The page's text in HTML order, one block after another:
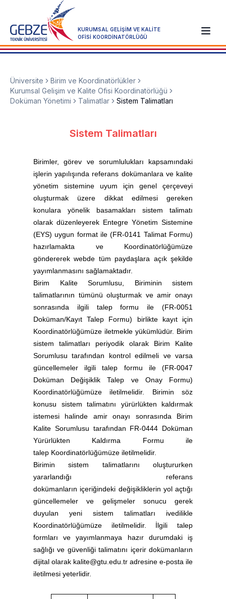
KURUMSAL GELİŞİM VE KALİTE
OFİSİ KOORDİNATÖRLÜĞÜ
Üniversite
Birim ve Koordinatörlükler
Kurumsal Gelişim ve Kalite Ofisi Koordinatörlüğü
Doküman Yönetimi
Talimatlar Sistem Talimatları
Sistem Talimatları
Birimler, görev ve sorumlulukları kapsamındaki
işlerin yapılışında referans dokümanlara ve kalite
yönetim sistemine uyum için genel çerçeveyi
oluşturmak üzere dikkat edilmesi gereken
konulara yönelik basamakları sistem talimatı
olarak düzenleyerek Entegre Yönetim Sistemine
(EYS) uygun format ile (FR-0141 Talimat Formu)
hazırlamakta ve Koordinatörlüğümüze
göndererek webde tüm paydaşlara açık şekilde
yayımlanmasını sağlamaktadır.
Birim Kalite Sorumlusu, Biriminin sistem
talimatlarının tümünü oluşturmak ve amir onayı
sonrasında ilgili talep formu ile (FR-0051
Doküman/Kayıt Talep Formu) birlikte kayıt için
Koordinatörlüğümüze iletmekle yükümlüdür. Birim
sistem talimatları periyodik olarak Birim Kalite
Sorumlusu tarafından kontrol edilmeli ve varsa
güncellemeler ilgili talep formu ile (FR-0047
Doküman Değişiklik Talep ve Onay Formu)
Koordinatörlüğümüze iletilmelidir. Birimin söz
konusu sistem talimatını yürürlükten kaldırmak
istemesi halinde amir onayı sonrasında Birim
Kalite Sorumlusu tarafından FR-0444 Doküman
Yürürlükten Kaldırma Formu ile
talep Koordinatörlüğümüze iletilmelidir.
Birimin sistem talimatlarını oluştururken
yararlandığı referans
dokümanların içeriğindeki değişikliklerin yol açtığı
güncellemeler ve gelişmeler sonucu gerek
duyulan yeni sistem talimatları ivedilikle
Koordinatörlüğümüze iletilmelidir. İlgili talep
formları ve yayımlanmaya hazır durumdaki iş
sağlığı ve güvenliği talimatını içerir dokümanların
dijital olarak kalite@gtu.edu.tr adresine e-posta ile
iletilmesi yeterlidir.